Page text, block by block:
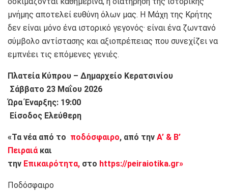
μνήμης αποτελεί ευθύνη όλων μας. Η Μάχη της Κρήτης
δεν είναι μόνο ένα ιστορικό γεγονός· είναι ένα ζωντανό
σύμβολο αντίστασης και αξιοπρέπειας που συνεχίζει να
εμπνέει τις επόμενες γενιές.
Πλατεία Κύπρου – Δημαρχείο Κερατσινίου
️ Σάββατο 23 Μαΐου 2026
Ώρα Έναρξης: 19:00
️ Είσοδος Ελεύθερη
«Τα νέα από το ποδόσφαιρο, από την Α’ & Β’
Πειραιάκαι
την Επικαιρότητα, στο https://peiraiotika.gr»
Ποδόσφαιρο